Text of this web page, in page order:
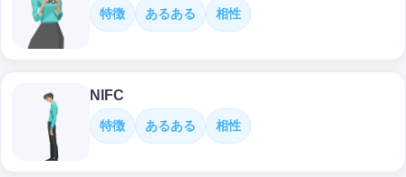
特徴 あるある 相性
NIFC
特徴 あるある 相性